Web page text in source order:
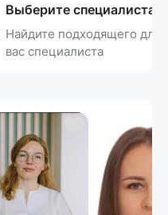
Выберите специалиста
Найдите подходящего для
вас специалиста